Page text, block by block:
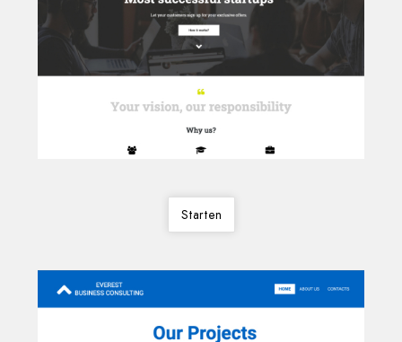
Starten